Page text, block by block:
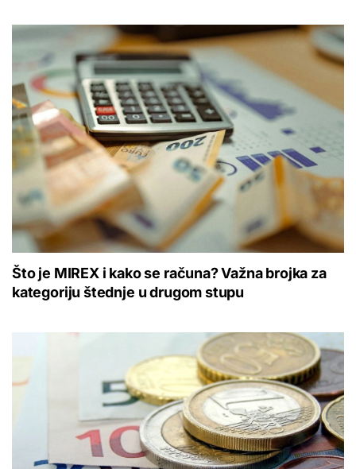
Što je MIREX i kako se računa? Važna brojka za
kategoriju štednje u drugom stupu